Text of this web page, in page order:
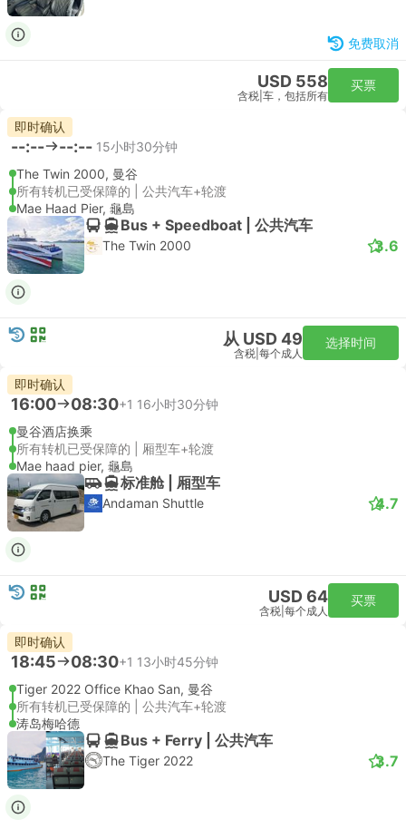
免费取消
USD 558
含税 车，包括所有
买票
即时确认
--:-- --:-- 15小时30分钟
The Twin 2000, 曼谷
所有转机已受保障的 | 公共汽车+轮渡
Mae Haad Pier, 龜島
Bus + Speedboat | 公共汽车
The Twin 2000 3.6
从 USD 49
含税 每个成人
选择时间
即时确认
16:00 08:30+1 16小时30分钟
曼谷酒店换乘
所有转机已受保障的 | 厢型车+轮渡
Mae haad pier, 龜島
标准舱 | 厢型车
Andaman Shuttle 4.7
USD 64
含税 每个成人
买票
即时确认
18:45 08:30+1 13小时45分钟
Tiger 2022 Office Khao San, 曼谷
所有转机已受保障的 | 公共汽车+轮渡
涛岛梅哈德
Bus + Ferry | 公共汽车
The Tiger 2022 3.7